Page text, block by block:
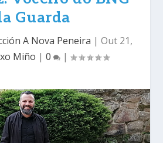
Guarda
A Nova Peneira | Out 21,
Miño | 0 |